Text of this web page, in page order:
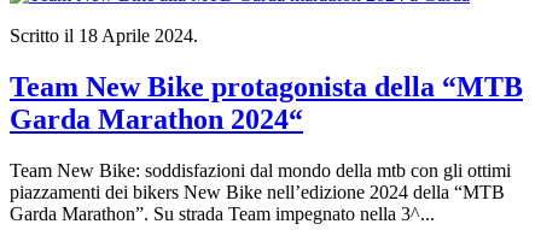
Scritto il 18 Aprile 2024.
Team New Bike protagonista della “MTB
Garda Marathon 2024“
Team New Bike: soddisfazioni dal mondo della mtb con gli ottimi
piazzamenti dei bikers New Bike nell’edizione 2024 della “MTB
Garda Marathon”. Su strada Team impegnato nella 3^...